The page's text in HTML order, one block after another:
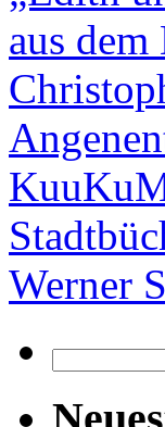
aus
Werner
nach: